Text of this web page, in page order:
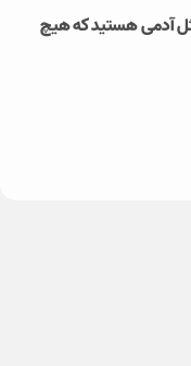
آدمی هستید که هیچ